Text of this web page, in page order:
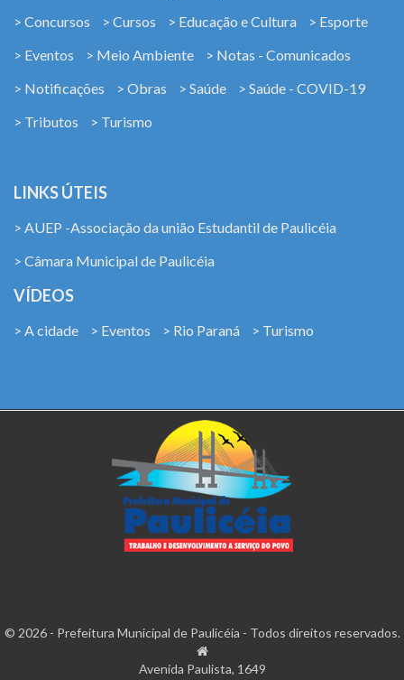
> Concursos
> Cursos > Educação e Cultura
> Esporte
> Eventos
> Meio Ambiente
> Notas - Comunicados
> Notificações
> Obras > Saúde
> Saúde - COVID-19
> Tributos
> Turismo
LINKS ÚTEIS
> AUEP -Associação da união Estudantil de Paulicéia
> Câmara Municipal de Paulicéia
VÍDEOS
> A cidade > Eventos > Rio Paraná > Turismo
© 2026 - Prefeitura Municipal de Paulicéia - Todos direitos reservados.
Avenida Paulista, 1649